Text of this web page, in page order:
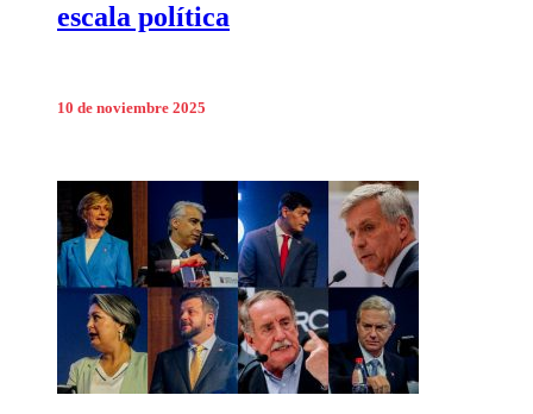
escala política
10 de noviembre 2025